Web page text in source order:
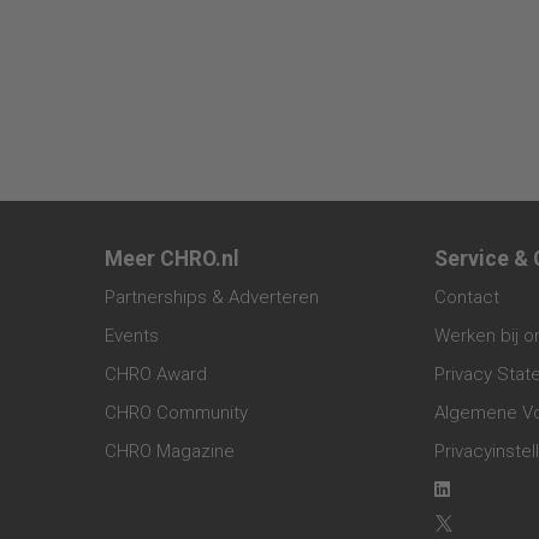
Meer CHRO.nl
Partnerships & Adverteren
Events
CHRO Award
CHRO Community
CHRO Magazine
Service &
Contact
Werken bij
Privacy
Algemene